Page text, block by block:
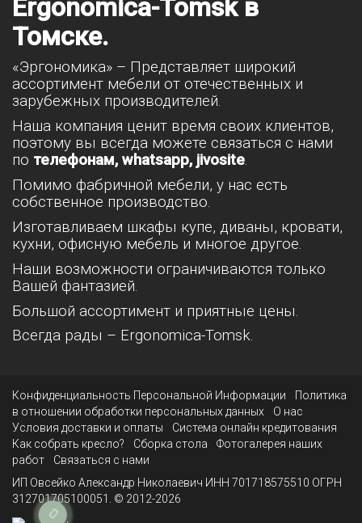
Ergonomica-Tomsk в
Томске.
«Эргономика» – Представляет широкий
ассортимент мебели от отечественных и
зарубежных производителей.
Наша компания ценит время своих клиентов,
поэтому вы всегда можете связаться с нами
по телефонам, whatsapp, jivosite.
Помимо фабричной мебели, у нас есть
собственное производство.
Изготавливаем шкафы купе, диваны, кровати,
кухни, офисную мебель и многое другое.
Наши возможности ограничиваются только
Вашей фантазией.
Большой ассортимент и приятные цены.
Всегда рады – Ergonomica-Tomsk.
Конфиденциальность Персональной Информации
Политика
в отношении обработки персональных данных
О нас
Условия доставки и оплаты
Система онлайн кредитования
Как собрать кресло?
Сборка стола
Фотогалерея наших
работ
Связаться с нами
ИП Овсейко Александр Николаевич ИНН 701718575510 ОГРН
312701705100051. © 2012-2026